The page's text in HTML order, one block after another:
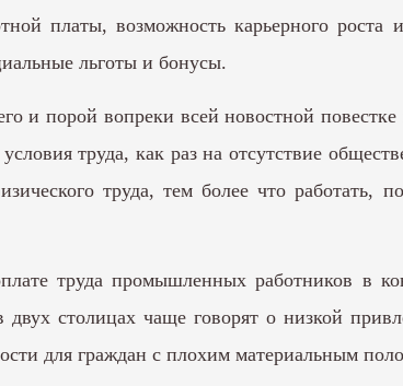
платы, возможность карьерного роста
льготы и бонусы.
и порой вопреки всей новостной повестке
труда, как раз на отсутствие
труда, тем более что работать,
труда промышленных работников в
столицах чаще говорят о низкой
для граждан с плохим материальным